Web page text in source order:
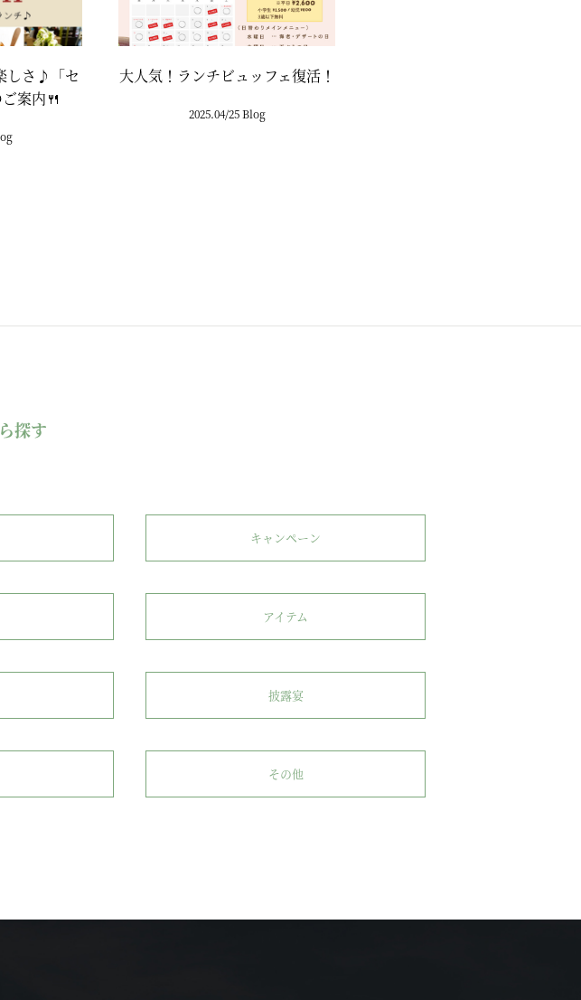
しさ♪「セ
案内🍴
大人気！ランチビュッフェ復活！
2025.04/25 Blog
探す
キャンペーン
アイテム
披露宴
その他